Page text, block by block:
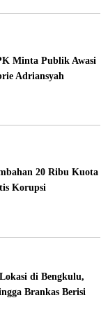
Minta Publik Awasi
Adriansyah
20 Ribu Kuota
Korupsi
di Bengkulu,
Brankas Berisi